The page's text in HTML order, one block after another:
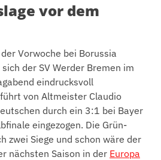
vor dem
Vorwoche bei Borussia
der SV Werder Bremen im
eindrucksvoll
von Altmeister Claudio
durch ein 3:1 bei Bayer
eingezogen. Die Grün-
zwei Siege und schon wäre der
nächsten Saison in der Europa